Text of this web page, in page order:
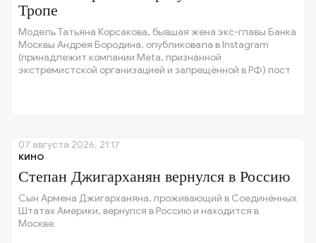
Тропе
Модель Татьяна Корсакова, бывшая жена экс-главы Банка
Москвы Андрея Бородина, опубликовала в Instagram
(принадлежит компании Meta, признанной
экстремистской организацией и запрещённой в РФ) пост
КИНО
Степан Джигарханян вернулся в Россию
Сын Армена Джигарханяна, проживающий в Соединённых
Штатах Америки, вернулся в Россию и находится в
Москве.
07 августа 2026, 21:17